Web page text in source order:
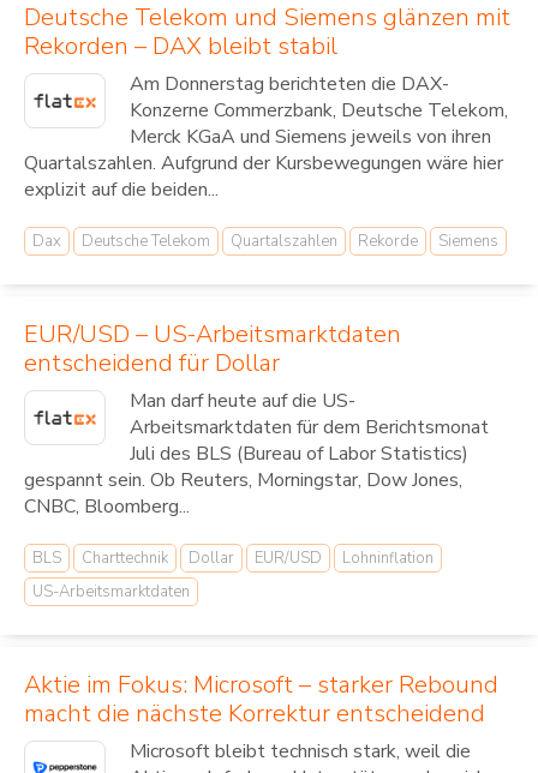
Deutsche Telekom und Siemens glänzen mit
Rekorden – DAX bleibt stabil
Am Donnerstag berichteten die DAX-
Konzerne Commerzbank, Deutsche Telekom,
Merck KGaA und Siemens jeweils von ihren
Quartalszahlen. Aufgrund der Kursbewegungen wäre hier
explizit auf die beiden...
Dax Deutsche Telekom Quartalszahlen Rekorde Siemens
EUR/USD – US-Arbeitsmarktdaten
entscheidend für Dollar
Man darf heute auf die US-
Arbeitsmarktdaten für dem Berichtsmonat
Juli des BLS (Bureau of Labor Statistics)
gespannt sein. Ob Reuters, Morningstar, Dow Jones,
CNBC, Bloomberg...
BLS Charttechnik Dollar EUR/USD
Lohninflation
US-Arbeitsmarktdaten
Aktie im Fokus: Microsoft – starker Rebound
macht die nächste Korrektur entscheidend
Microsoft bleibt technisch stark, weil die